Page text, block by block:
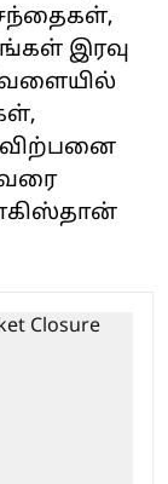
இரவு
விற்பனை
வரை